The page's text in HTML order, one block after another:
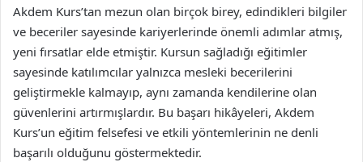
Akdem Kurs’tan mezun olan birçok birey, edindikleri bilgiler
ve beceriler sayesinde kariyerlerinde önemli adımlar atmış,
yeni fırsatlar elde etmiştir. Kursun sağladığı eğitimler
sayesinde katılımcılar yalnızca mesleki becerilerini
geliştirmekle kalmayıp, aynı zamanda kendilerine olan
güvenlerini artırmışlardır. Bu başarı hikâyeleri, Akdem
Kurs’un eğitim felsefesi ve etkili yöntemlerinin ne denli
başarılı olduğunu göstermektedir.